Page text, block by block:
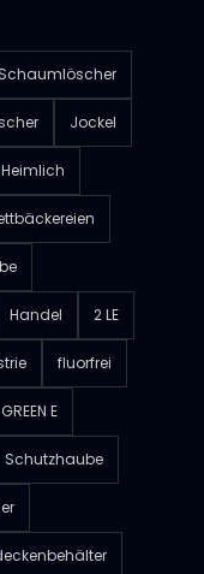
Schaumlöscher
Jockel
Heimlich
Handel 2 LE
fluorfrei
GREEN E
Schutzhaube